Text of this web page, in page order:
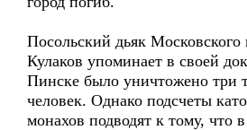
Посольский дьяк Московского
Кулаков упоминает в своей
Пинске было уничтожено три
человек. Однако подсчеты
монахов подводят к тому, что